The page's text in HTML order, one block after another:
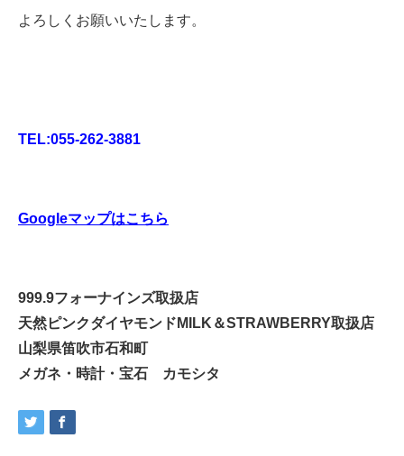
よろしくお願いいたします。
TEL:055-262-3881
Googleマップはこちら
999.9フォーナインズ取扱店
天然ピンクダイヤモンドMILK＆STRAWBERRY取扱店
山梨県笛吹市石和町
メガネ・時計・宝石 カモシタ